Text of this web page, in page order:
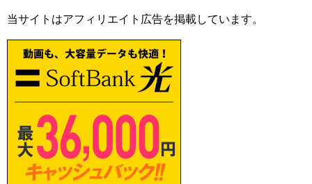
当サイトはアフィリエイト広告を掲載しています。